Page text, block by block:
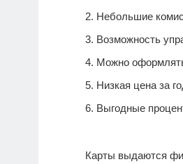
Небольшие
Возможность
Можно
Низкая цена за
Выгодные
Карты выдаются